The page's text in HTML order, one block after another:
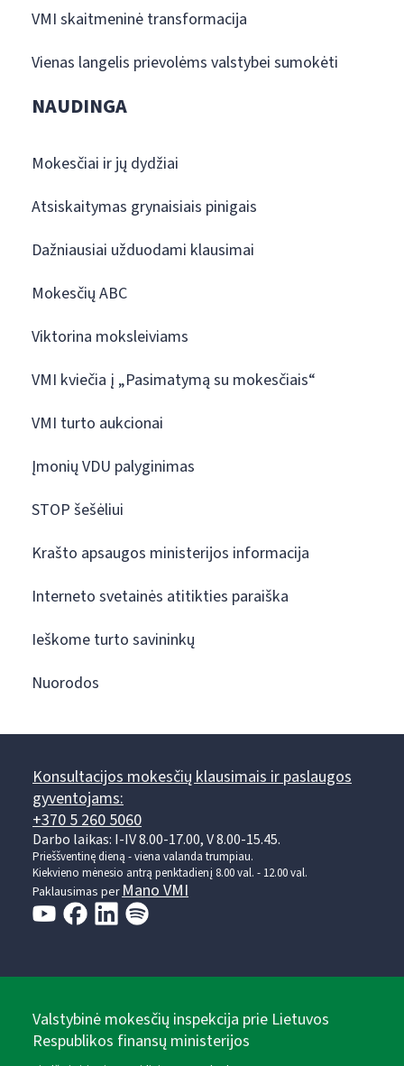
VMI skaitmeninė transformacija
Vienas langelis prievolėms valstybei sumokėti
NAUDINGA
Mokesčiai ir jų dydžiai
Atsiskaitymas grynaisiais pinigais
Dažniausiai užduodami klausimai
Mokesčių ABC
Viktorina moksleiviams
VMI kviečia į „Pasimatymą su mokesčiais“
VMI turto aukcionai
Įmonių VDU palyginimas
STOP šešėliui
Krašto apsaugos ministerijos informacija
Interneto svetainės atitikties paraiška
Ieškome turto savininkų
Nuorodos
Konsultacijos mokesčių klausimais ir paslaugos
gyventojams:
+370 5 260 5060
Darbo laikas: I-IV 8.00-17.00, V 8.00-15.45.
Prieššventinę dieną - viena valanda trumpiau.
Kiekvieno mėnesio antrą penktadienį 8.00 val. - 12.00 val.
Paklausimas per Mano VMI
Valstybinė mokesčių inspekcija prie Lietuvos
Respublikos finansų ministerijos